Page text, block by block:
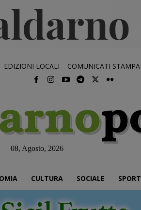
EDIZIONI LOCALI COMUNICATI STAMPA
08, Agosto, 2026
CULTURA SOCIALE SPORT